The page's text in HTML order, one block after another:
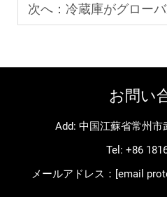
次へ： 冷蔵庫がグローバルな冷蔵チェ
お問い
Add: 中国江蘇省常州
Tel: +86
メールアドレス： [email